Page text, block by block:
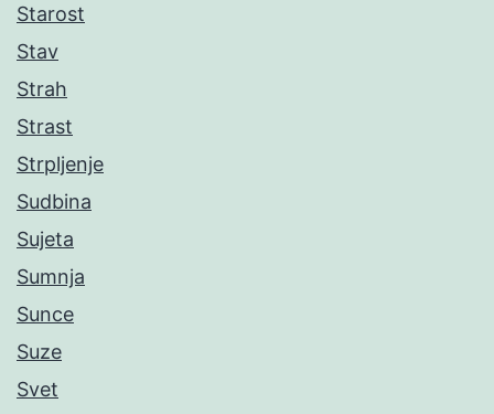
Starost
Stav
Strah
Strast
Strpljenje
Sudbina
Sujeta
Sumnja
Sunce
Suze
Svet